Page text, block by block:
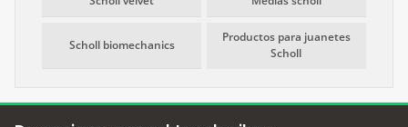
Scholl biomechanics
Productos para juanetes
Scholl